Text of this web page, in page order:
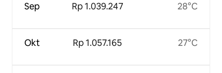
Sep
Okt
Rp 1.039.247
Rp 1.057.165
28°C
27°C